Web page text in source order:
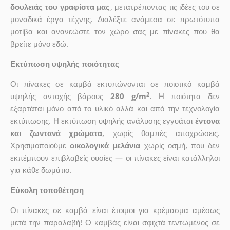
δουλειάς του γραφίστα μας, μετατρέποντας τις ιδέες του σε
μοναδικά έργα τέχνης. Διαλέξτε ανάμεσα σε πρωτότυπα
μοτίβα και ανανεώστε τον χώρο σας με πίνακες που θα
βρείτε μόνο εδώ.
Εκτύπωση υψηλής ποιότητας
Οι πίνακες σε καμβά εκτυπώνονται σε ποιοτικό καμβά
υψηλής αντοχής βάρους280 g/m2. Η ποιότητα δεν
εξαρτάται μόνο από το υλικό αλλά και από την τεχνολογία
εκτύπωσης. Η εκτύπωση υψηλής ανάλυσης εγγυάταιέντονα
και ζωντανά χρώματα, χωρίς θαμπές αποχρώσεις.
Χρησιμοποιούμεοικολογικά μελάνια χωρίς οσμή, που δεν
εκπέμπουν επιβλαβείς ουσίες — οι πίνακες είναι κατάλληλοι
για κάθε δωμάτιο.
Εύκολη τοποθέτηση
Οι πίνακες σε καμβά είναι έτοιμοι για κρέμασμα αμέσως
μετά την παραλαβή! Ο καμβάς είναι σφιχτά τεντωμένος σε